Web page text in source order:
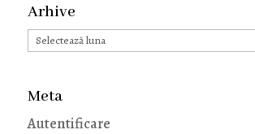
Arhive
Arhive
Meta
Autentificare